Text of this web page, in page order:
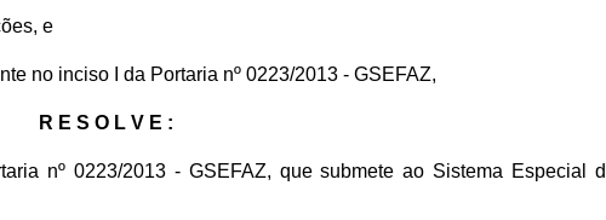
e
no inciso I da Portaria nº 0223/2013 - GSEFAZ,
R E S O L V E :
nº 0223/2013 - GSEFAZ, que submete ao Sistema Especial